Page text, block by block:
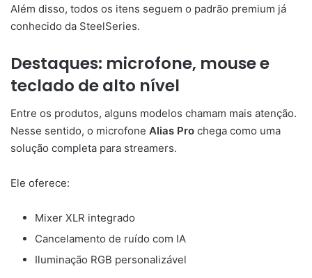
Além disso, todos os itens seguem o padrão premium já
conhecido da SteelSeries.
Destaques: microfone, mouse e
teclado de alto nível
Entre os produtos, alguns modelos chamam mais atenção.
Nesse sentido, o microfone Alias Pro chega como uma
solução completa para streamers.
Ele oferece:
Mixer XLR integrado
Cancelamento de ruído com IA
Iluminação RGB personalizável